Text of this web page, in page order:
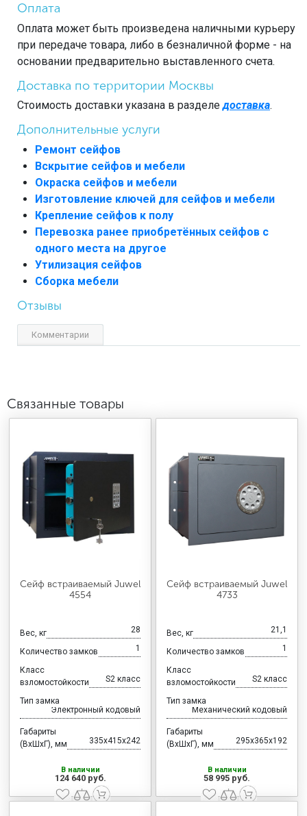
Оплата
Оплата может быть произведена наличными курьеру
при передаче товара, либо в безналичной форме - на
основании предварительно выставленного счета.
Доставка по территории Москвы
Стоимость доставки указана в разделедоставка.
Дополнительные услуги
Ремонт сейфов
Вскрытие сейфов и мебели
Окраска сейфов и мебели
Изготовление ключей для сейфов и мебели
Крепление сейфов к полу
Перевозка ранее приобретённых сейфов с
одного места на другое
Утилизация сейфов
Сборка мебели
Отзывы
Комментарии
Связанные товары
Сейф встраиваемый Juwel
4554
Вес, кг 28
Количество замков 1
Класс
взломостойкости
S2 класс
Тип замка
Электронный кодовый
Габариты
(ВхШхГ), мм
335x415x242
В наличии
124 640 руб.
Сейф встраиваемый Juwel
4733
Вес, кг 21,1
Количество замков 1
Класс
взломостойкости
S2 класс
Тип замка
Механический кодовый
Габариты
(ВхШхГ), мм
295x365x192
В наличии
58 995 руб.